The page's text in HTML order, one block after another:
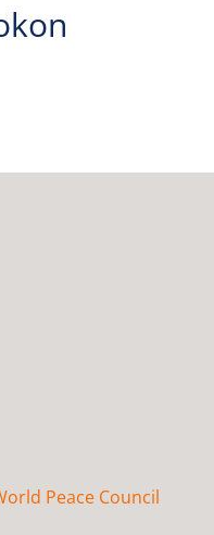
Peace Council